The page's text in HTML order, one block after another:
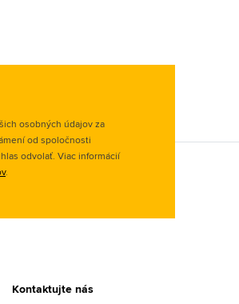
osobných údajov za
od spoločnosti
odvolať. Viac informácií
.
Kontaktujte nás